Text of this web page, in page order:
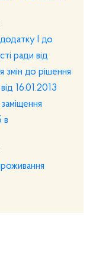
І до
ради від
до рішення
16.01.2013
в